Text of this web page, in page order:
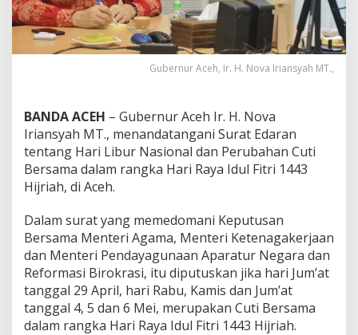
a
a
n
L
r
I
d
u
t
r
i
B
e
r
i
Gubernur Aceh, Ir. H. Nova Iriansyah MT.,
BANDA ACEH – Gubernur Aceh Ir. H. Nova
Iriansyah MT., menandatangani Surat Edaran
tentang Hari Libur Nasional dan Perubahan Cuti
Bersama dalam rangka Hari Raya Idul Fitri 1443
Hijriah, di Aceh.
Dalam surat yang memedomani Keputusan
Bersama Menteri Agama, Menteri Ketenagakerjaan
dan Menteri Pendayagunaan Aparatur Negara dan
Reformasi Birokrasi, itu diputuskan jika hari Jum’at
tanggal 29 April, hari Rabu, Kamis dan Jum’at
tanggal 4, 5 dan 6 Mei, merupakan Cuti Bersama
dalam rangka Hari Raya Idul Fitri 1443 Hijriah.